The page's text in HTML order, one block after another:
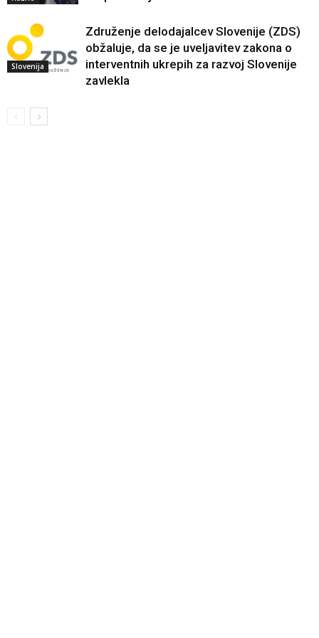
Slovenija
Združenje delodajalcev Slovenije (ZDS)
obžaluje, da se je uveljavitev zakona o
interventnih ukrepih za razvoj Slovenije
zavlekla